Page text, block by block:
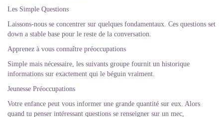
Les Simple Questions
Laissons-nous se concentrer sur quelques fondamentaux. Ces questions set
down a stable base pour le reste de la conversation.
Apprenez à vous connaître préoccupations
Simple mais nécessaire, les suivants groupe fournit un historique
informations sur exactement qui le béguin vraiment.
Jeunesse Préoccupations
Votre enfance peut vous informer une grande quantité sur eux. Alors
quand tu penser intéressant questions se renseigner sur un mec,